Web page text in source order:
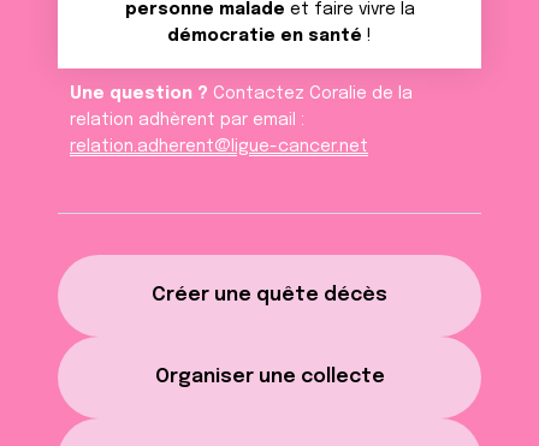
Créer une quête décès
Organiser une collecte
personne malade et faire vivre la
démocratie en santé !
Une question ? Contactez Coralie de la
relation adhèrent par email :
relation.adherent@ligue-cancer.net